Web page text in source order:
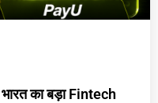
का बड़ा Fintech